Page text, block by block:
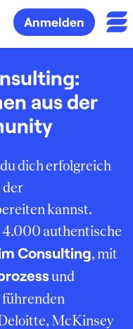
Anmelden
aus der
dich erfolgreich
der
kannst.
authentische
Consulting, mit
und
führenden
McKinsey